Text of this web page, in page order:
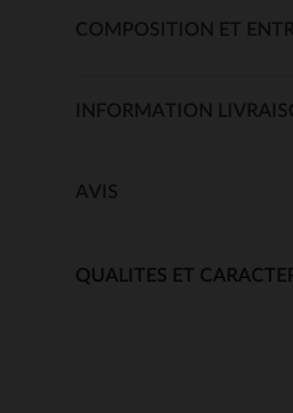
COMPOSITION ET
INFORMATION
AVIS
QUALITES ET